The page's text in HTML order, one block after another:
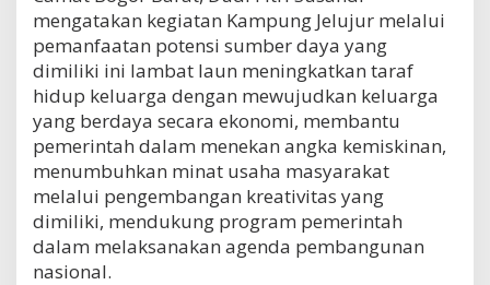
mengatakan kegiatan Kampung Jelujur melalui
pemanfaatan potensi sumber daya yang
dimiliki ini lambat laun meningkatkan taraf
hidup keluarga dengan mewujudkan keluarga
yang berdaya secara ekonomi, membantu
pemerintah dalam menekan angka kemiskinan,
menumbuhkan minat usaha masyarakat
melalui pengembangan kreativitas yang
dimiliki, mendukung program pemerintah
dalam melaksanakan agenda pembangunan
nasional.